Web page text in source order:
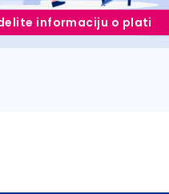
informaciju o plati